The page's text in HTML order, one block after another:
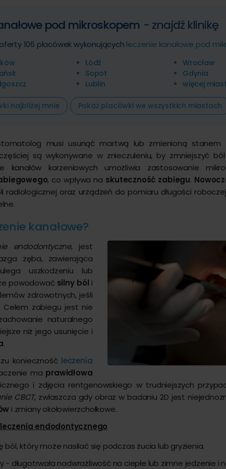
pod mikroskopem - znajdź klinikę
106 placówek wykonujących leczenie kanałowe pod
Łódź
Wrocław
Sopot
Gdynia
Lublin więcej
najbliżej mnie Pokaż placówki we wszystkich miastach
musi usunąć martwą lub zmienioną stanem
są wykonywane w znieczuleniu, by zmniejszyć
kanałów korzeniowych umożliwia zastosowanie
, co wpływa na skuteczność zabiegu.
oraz urządzeń do pomiaru długości
kanałowe?
endodontyczne, jest
zęba, zawierająca
uszkodzeniu lub
powodować silny ból i
zdrowotnych, jeśli
Celem zabiegu jest nie
naturalnego
niż jego usunięcie i
.
konieczność leczenia
ma prawidłowa
i zdjęcia rentgenowskiego w trudniejszych
CBCT, zwłaszcza gdy obraz w badaniu 2D jest
i zmiany okołowierzchołkowe.
endodontycznego
ból, który może nasilać się podczas żucia lub gryzienia.
długotrwała nadwrażliwość na ciepłe lub zimne jedzenie i